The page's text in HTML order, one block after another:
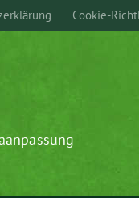
Cookie-